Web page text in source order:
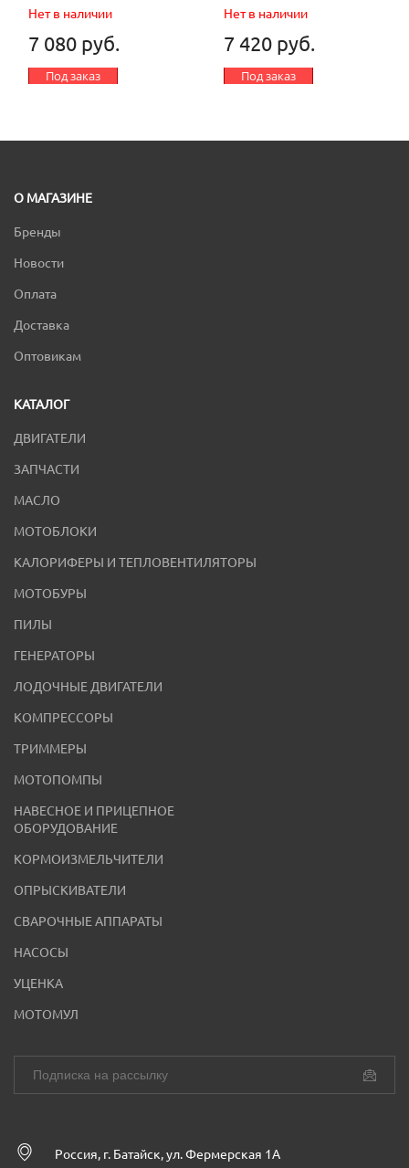
Нет в наличии
7 080 руб.
Под заказ
Нет в наличии
7 420 руб.
Под заказ
О МАГАЗИНЕ
Бренды
Новости
Оплата
Доставка
Оптовикам
КАТАЛОГ
ДВИГАТЕЛИ
ЗАПЧАСТИ
МАСЛО
МОТОБЛОКИ
КАЛОРИФЕРЫ И ТЕПЛОВЕНТИЛЯТОРЫ
МОТОБУРЫ
ПИЛЫ
ГЕНЕРАТОРЫ
ЛОДОЧНЫЕ ДВИГАТЕЛИ
КОМПРЕССОРЫ
ТРИММЕРЫ
МОТОПОМПЫ
НАВЕСНОЕ И ПРИЦЕПНОЕ
ОБОРУДОВАНИЕ
КОРМОИЗМЕЛЬЧИТЕЛИ
ОПРЫСКИВАТЕЛИ
СВАРОЧНЫЕ АППАРАТЫ
НАСОСЫ
УЦЕНКА
МОТОМУЛ
Россия, г. Батайск, ул. Фермерская 1А